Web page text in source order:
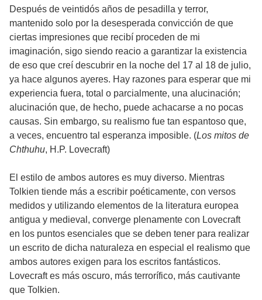
Después de veintidós años de pesadilla y terror,
mantenido solo por la desesperada convicción de que
ciertas impresiones que recibí proceden de mi
imaginación, sigo siendo reacio a garantizar la existencia
de eso que creí descubrir en la noche del 17 al 18 de julio,
ya hace algunos ayeres. Hay razones para esperar que mi
experiencia fuera, total o parcialmente, una alucinación;
alucinación que, de hecho, puede achacarse a no pocas
causas. Sin embargo, su realismo fue tan espantoso que,
a veces, encuentro tal esperanza imposible. (Los mitos de
Chthuhu, H.P. Lovecraft)
El estilo de ambos autores es muy diverso. Mientras
Tolkien tiende más a escribir poéticamente, con versos
medidos y utilizando elementos de la literatura europea
antigua y medieval, converge plenamente con Lovecraft
en los puntos esenciales que se deben tener para realizar
un escrito de dicha naturaleza en especial el realismo que
ambos autores exigen para los escritos fantásticos.
Lovecraft es más oscuro, más terrorífico, más cautivante
que Tolkien.